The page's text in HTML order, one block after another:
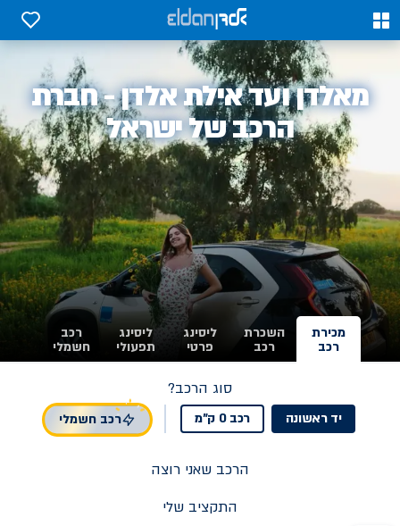
0
0
אלדן
מאלדן ועד אילת אלדן - חברת
הרכב של ישראל
מכירת
רכב
השכרת
רכב
ליסינג
פרטי
ליסינג
תפעולי
רכב
חשמלי
סוג הרכב?
יד ראשונה רכב 0 ק"מ רכב חשמלי
הרכב שאני רוצה
התקציב שלי